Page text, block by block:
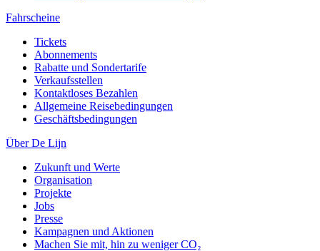
Fahrscheine
Tickets
Abonnements
Rabatte und Sondertarife
Verkaufsstellen
Kontaktloses Bezahlen
Allgemeine Reisebedingungen
Geschäftsbedingungen
Über De Lijn
Zukunft und Werte
Organisation
Projekte
Jobs
Presse
Kampagnen und Aktionen
Machen Sie mit, hin zu weniger CO₂